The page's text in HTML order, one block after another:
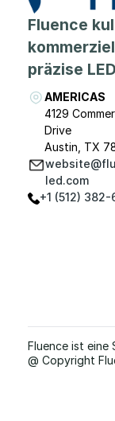
Fluence
präzise
AMERICAS
4129
Drive
Austin, TX
led.com
+1 (512) 382-
Fluence ist eine
@ Copyright